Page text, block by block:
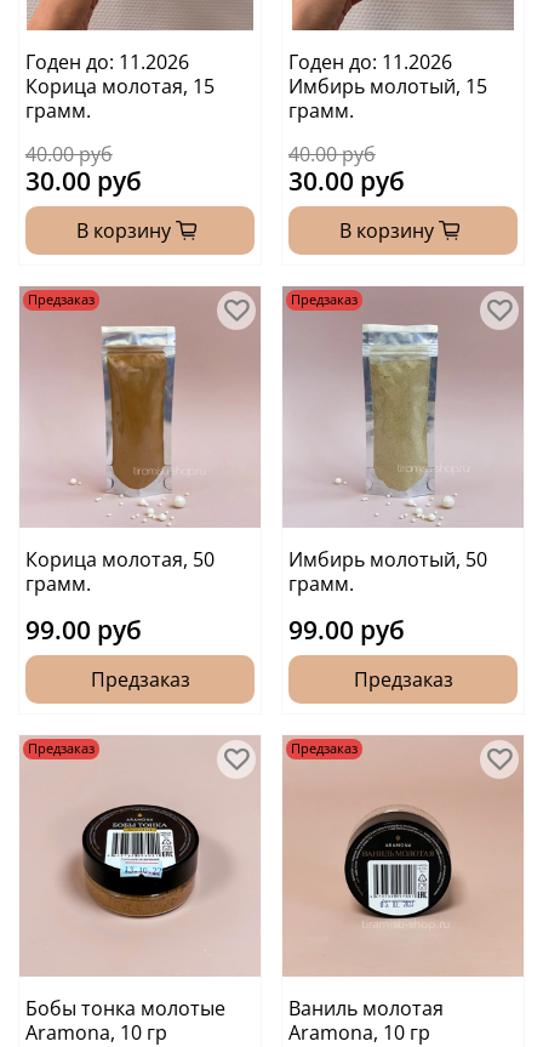
Годен до: 11.2026
Корица молотая, 15
грамм.
40.00 руб
30.00 руб
В корзину
Годен до: 11.2026
Имбирь молотый, 15
грамм.
40.00 руб
30.00 руб
В корзину
Предзаказ
Корица молотая, 50
грамм.
99.00 руб
Предзаказ
Предзаказ
Имбирь молотый, 50
грамм.
99.00 руб
Предзаказ
Предзаказ
Бобы тонка молотые
Aramona, 10 гр
Предзаказ
Ваниль молотая
Aramona, 10 гр